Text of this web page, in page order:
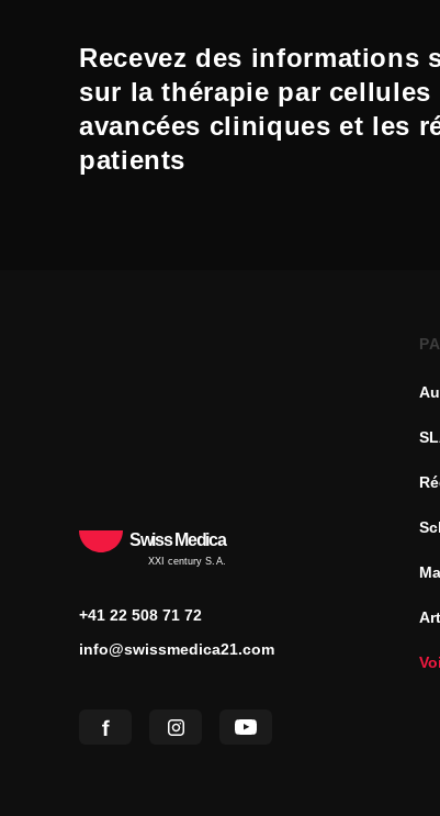
Recevez des informations
sur la thérapie par cellules
avancées cliniques et les
patients
Swiss Medica
XXI century S.A.
+41 22 508 71 72
info@swissmedica21.com